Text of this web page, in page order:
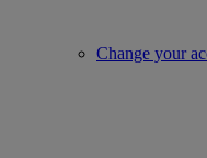
Change your